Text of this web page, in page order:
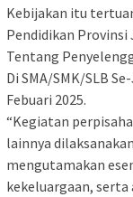
Kebijakan itu
Pendidikan Provinsi
Tentang
Di SMA/SMK/SLB
Febuari 2025.
“Kegiatan
lainnya
mengutamakan
kekeluargaan,